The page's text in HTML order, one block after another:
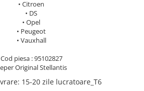
• Citroen
• DS
• Opel
• Peugeot
• Vauxhall
Cod piesa : 95102827
Original Stellantis
: 15-20 zile lucratoare_T6